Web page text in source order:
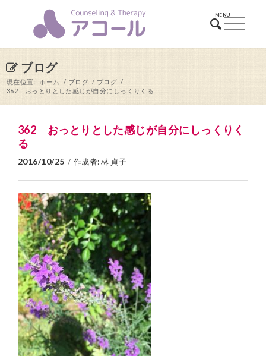
ブログ
現在位置: ホーム / ブログ / ブログ /
362 おっとりとした感じが自分にしっくりくる
362 おっとりとした感じが自分にしっくりく
る
2016/10/25 / 作成者:林 貞子